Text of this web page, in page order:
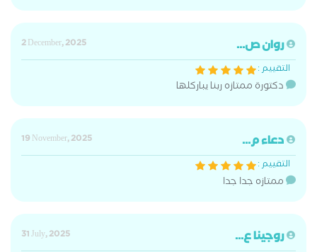
روان ص...
2 December, 2025
التقييم :
دكتورة ممتازه ربنا يباركلها
دعاء م...
19 November, 2025
التقييم :
ممتازه جدا جدا
روجينا ع...
31 July, 2025